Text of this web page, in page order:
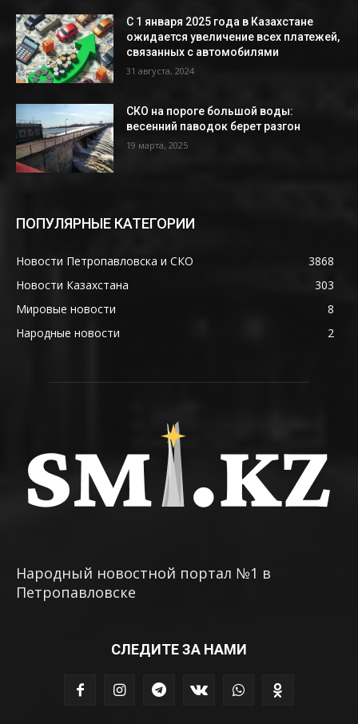
С 1 января 2025 года в Казахстане
ожидается увеличение всех платежей,
связанных с автомобилями
31 августа, 2024
СКО на пороге большой воды:
весенний паводок берет разгон
19 марта, 2025
ПОПУЛЯРНЫЕ КАТЕГОРИИ
Новости Петропавловска и СКО
3868
Новости Казахстана
303
Мировые новости
8
Народные новости
2
Народный новостной портал №1 в
Петропавловске
СЛЕДИТЕ ЗА НАМИ